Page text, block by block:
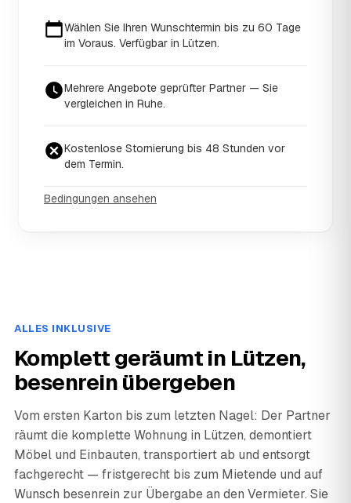
Wählen Sie Ihren Wunschtermin bis zu 60 Tage
im Voraus. Verfügbar in Lützen.
Mehrere Angebote geprüfter Partner — Sie
vergleichen in Ruhe.
Kostenlose Stornierung bis 48 Stunden vor
dem Termin.
Bedingungen ansehen
ALLES INKLUSIVE
Komplett geräumt in Lützen,
besenrein übergeben
Vom ersten Karton bis zum letzten Nagel: Der Partner
räumt die komplette Wohnung in Lützen, demontiert
Möbel und Einbauten, transportiert ab und entsorgt
fachgerecht — fristgerecht bis zum Mietende und auf
Wunsch besenrein zur Übergabe an den Vermieter. Sie